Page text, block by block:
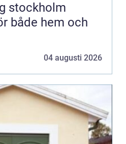
stockholm
både hem och
04 augusti 2026